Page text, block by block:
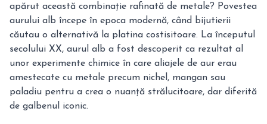
apărut această combinație rafinată de metale? Povestea
aurului alb începe în epoca modernă, când bijutierii
căutau o alternativă la platina costisitoare. La începutul
secolului XX, aurul alb a fost descoperit ca rezultat al
unor experimente chimice în care aliajele de aur erau
amestecate cu metale precum nichel, mangan sau
paladiu pentru a crea o nuanță strălucitoare, dar diferită
de galbenul iconic.